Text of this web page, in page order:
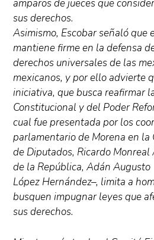
amparos de jueces que
sus derechos.
Asimismo, Escobar señaló que
mantiene firme en la defensa
derechos universales de las
mexicanos, y por ello advierte
iniciativa, que busca reafirmar
Constitucional y del Poder
cual fue presentada por los
parlamentario de Morena en la
de Diputados, Ricardo
de la República, Adán Augusto
López Hernández–, limita a
busquen impugnar leyes que
sus derechos.